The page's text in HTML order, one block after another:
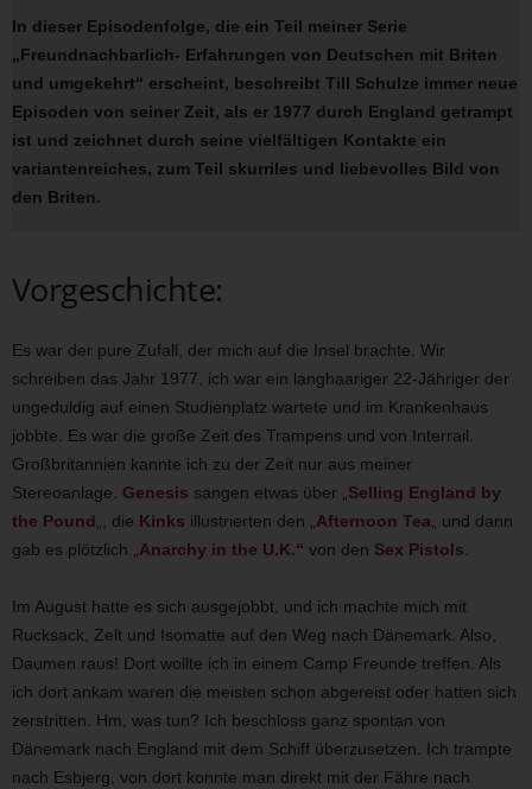
In dieser Episodenfolge, die ein Teil meiner Serie
„Freundnachbarlich- Erfahrungen von Deutschen mit Briten
und umgekehrt“ erscheint, beschreibt Till Schulze immer neue
Episoden von seiner Zeit, als er 1977 durch England getrampt
ist und zeichnet durch seine vielfältigen Kontakte ein
variantenreiches, zum Teil skurriles und liebevolles Bild von
den Briten.
Vorgeschichte:
Es war der pure Zufall, der mich auf die Insel brachte. Wir
schreiben das Jahr 1977, ich war ein langhaariger 22-Jähriger der
ungeduldig auf einen Studienplatz wartete und im Krankenhaus
jobbte. Es war die große Zeit des Trampens und von Interrail.
Großbritannien kannte ich zu der Zeit nur aus meiner
Stereoanlage. Genesis sangen etwas über „Selling England by
the Pound„, die Kinks illustrierten den „Afternoon Tea„ und dann
gab es plötzlich „Anarchy in the U.K.“ von den Sex Pistols.
Im August hatte es sich ausgejobbt, und ich machte mich mit
Rucksack, Zelt und Isomatte auf den Weg nach Dänemark. Also,
Daumen raus! Dort wollte ich in einem Camp Freunde treffen. Als
ich dort ankam waren die meisten schon abgereist oder hatten sich
zerstritten. Hm, was tun? Ich beschloss ganz spontan von
Dänemark nach England mit dem Schiff überzusetzen. Ich trampte
nach Esbjerg, von dort konnte man direkt mit der Fähre nach